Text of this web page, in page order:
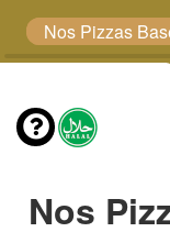
Nos Pizzas
Nos